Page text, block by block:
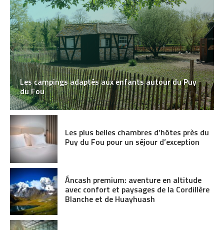
Les campings adaptés aux enfants autour du Puy
du Fou
Les plus belles chambres d’hôtes près du
Puy du Fou pour un séjour d’exception
Áncash premium: aventure en altitude
avec confort et paysages de la Cordillère
Blanche et de Huayhuash